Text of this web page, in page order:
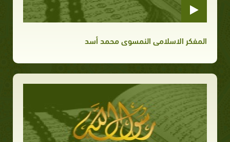
المفكر الاسلامى النمسوى محمد أسد